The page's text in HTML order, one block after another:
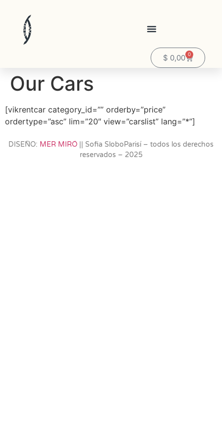
$ 0,00 0
Our Cars
[vikrentcar category_id=”” orderby=”price”
ordertype=”asc” lim=”20″ view=”carslist” lang=”*”]
DISEÑO: MER MIRÓ || Sofia SloboParisí – todos los derechos
reservados – 2025